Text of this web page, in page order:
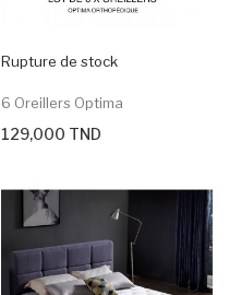
Rupture de stock
6 Oreillers Optima
129,000 TND